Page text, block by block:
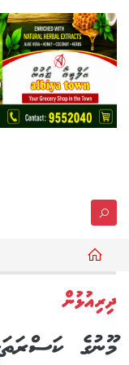
ދިރިއުޅުން
މޫނުގެ